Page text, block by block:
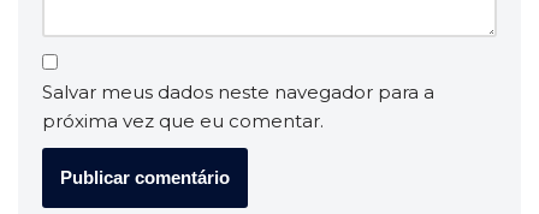
Salvar meus dados neste navegador para a
próxima vez que eu comentar.